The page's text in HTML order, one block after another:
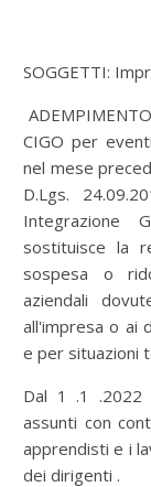
SOGGETTI:
CIGO per
nel mese
D.Lgs.
Integrazione
sostituisce la
sospesa o
aziendali
all'impresa o ai
e per situazioni
Dal 1 .1 .2022
assunti con
apprendisti e i
dei dirigenti .